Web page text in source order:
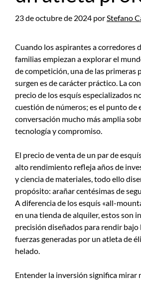
23 de octubre de 2024 porStefano
Cuando los aspirantes a corredores
familias empiezan a explorar el
de competición, una de las primeras
surgen es de carácter práctico. La
precio de los esquís especializados
cuestión de números; es el punto de
conversación mucho más amplia
tecnología y compromiso.
El precio de venta de un par de
alto rendimiento refleja años de
y ciencia de materiales, todo ello
propósito: arañar centésimas de
A diferencia de los esquís «all-
en una tienda de alquiler, estos son
precisión diseñados para rendir bajo
fuerzas generadas por un atleta de
helado.
Entender la inversión significa mirar